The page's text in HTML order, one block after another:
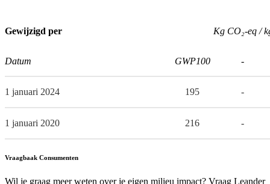
Gewijzigd per Kg CO₂-eq /
Datum GWP100 -
1 januari 2024 195 -
1 januari 2020 216 -
Vraagbaak Consumenten
Wil je graag meer weten over je eigen milieu impact? Vraag Leander